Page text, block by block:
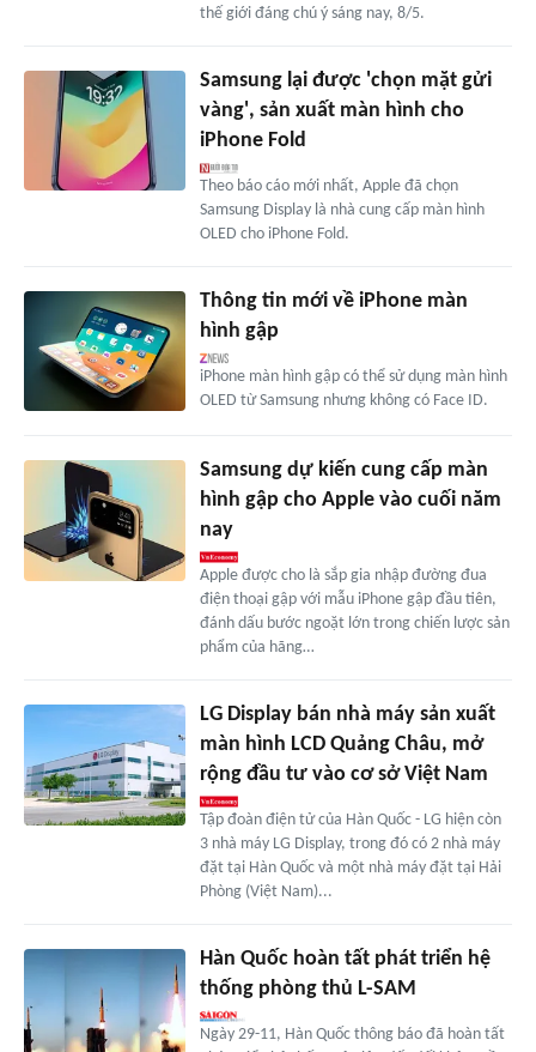
thế giới đáng chú ý sáng nay, 8/5.
Samsung lại được 'chọn mặt gửi
vàng', sản xuất màn hình cho
iPhone Fold
Theo báo cáo mới nhất, Apple đã chọn
Samsung Display là nhà cung cấp màn hình
OLED cho iPhone Fold.
Thông tin mới về iPhone màn
hình gập
iPhone màn hình gập có thể sử dụng màn hình
OLED từ Samsung nhưng không có Face ID.
Samsung dự kiến cung cấp màn
hình gập cho Apple vào cuối năm
nay
Apple được cho là sắp gia nhập đường đua
điện thoại gập với mẫu iPhone gập đầu tiên,
đánh dấu bước ngoặt lớn trong chiến lược sản
phẩm của hãng…
LG Display bán nhà máy sản xuất
màn hình LCD Quảng Châu, mở
rộng đầu tư vào cơ sở Việt Nam
Tập đoàn điện tử của Hàn Quốc - LG hiện còn
3 nhà máy LG Display, trong đó có 2 nhà máy
đặt tại Hàn Quốc và một nhà máy đặt tại Hải
Phòng (Việt Nam)...
Hàn Quốc hoàn tất phát triển hệ
thống phòng thủ L-SAM
Ngày 29-11, Hàn Quốc thông báo đã hoàn tất